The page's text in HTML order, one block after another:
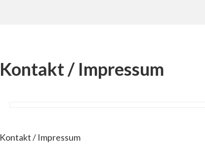
Kontakt / Impressum
Kontakt / Impressum